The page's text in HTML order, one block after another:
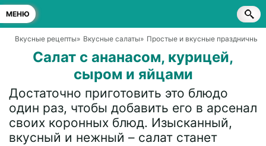
МЕНЮ
Вкусные рецепты» Вкусные салаты» Простые и вкусные праздничные
Салат с ананасом, курицей,
сыром и яйцами
Достаточно приготовить это блюдо
один раз, чтобы добавить его в арсенал
своих коронных блюд. Изысканный,
вкусный и нежный – салат станет